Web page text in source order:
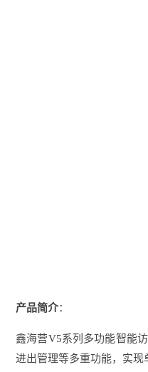
产品简介：
鑫海营V5系列多功能智能
进出管理等多重功能，实